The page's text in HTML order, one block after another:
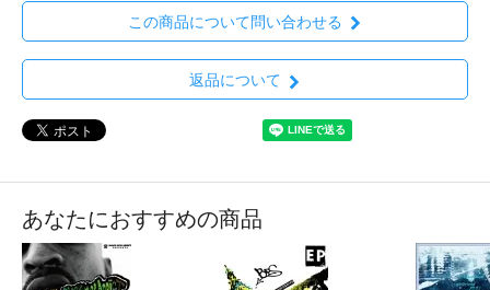
この商品について問い合わせる
返品について
あなたにおすすめの商品